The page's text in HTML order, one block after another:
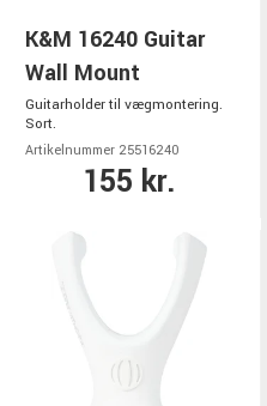
K&M 16240 Guitar
Wall Mount
Guitarholder til vægmontering.
Sort.
Artikelnummer 25516240
155 kr.